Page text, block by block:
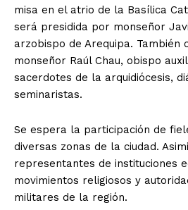
misa en el atrio de la Basílica
será presidida por monseñor
arzobispo de Arequipa. También
monseñor Raúl Chau, obispo
sacerdotes de la arquidiócesis,
seminaristas.
Se espera la participación de
diversas zonas de la ciudad.
representantes de instituciones
movimientos religiosos y
militares de la región.